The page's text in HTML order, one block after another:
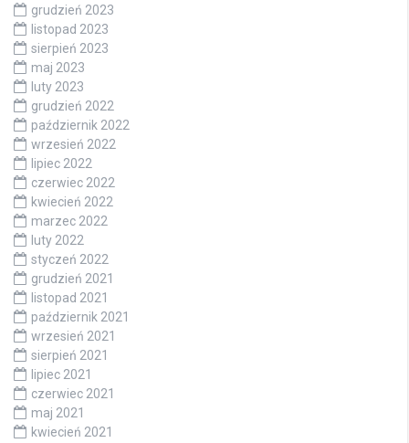
grudzień 2023
listopad 2023
sierpień 2023
maj 2023
luty 2023
grudzień 2022
październik 2022
wrzesień 2022
lipiec 2022
czerwiec 2022
kwiecień 2022
marzec 2022
luty 2022
styczeń 2022
grudzień 2021
listopad 2021
październik 2021
wrzesień 2021
sierpień 2021
lipiec 2021
czerwiec 2021
maj 2021
kwiecień 2021